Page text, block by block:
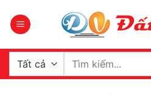
qua
dung
Tìm